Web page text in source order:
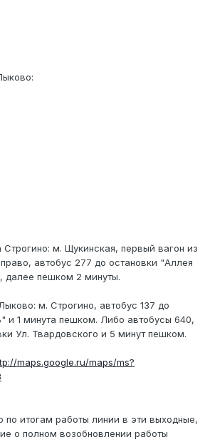
м. Щукинская, первый вагон из
автобус 277 до остановки "Аллея
далее пешком 2 минуты.
м. Строгино, автобус 137 до
и 1 минута пешком. Либо автобусы 640,
Ул. Твардовского и 5 минут пешком.
maps.google.ru/maps/ms?
по итогам работы линии в эти выходные,
о полном возобновлении работы